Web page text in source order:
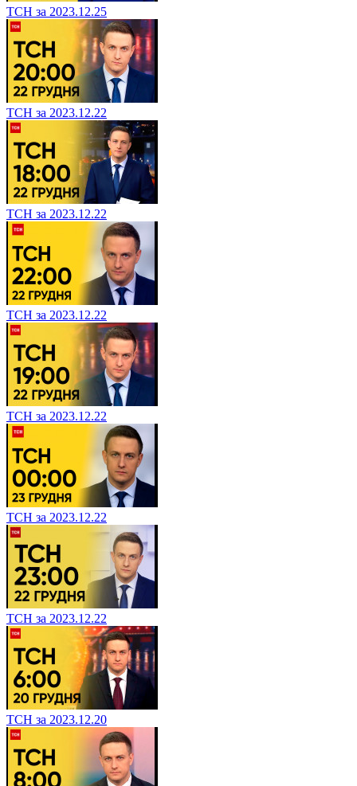
ТСН за 2023.12.25
ТСН за 2023.12.22
ТСН за 2023.12.22
ТСН за 2023.12.22
ТСН за 2023.12.22
ТСН за 2023.12.22
ТСН за 2023.12.22
ТСН за 2023.12.20